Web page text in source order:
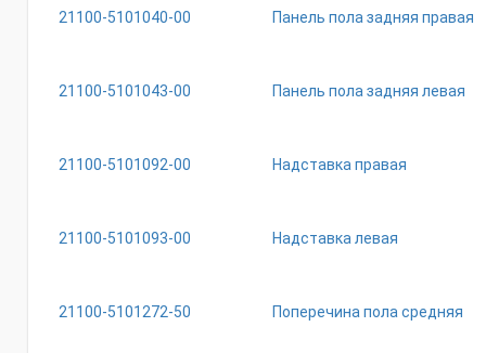
21100-5101040-00 Панель пола задняя правая
21100-5101043-00 Панель пола задняя левая
21100-5101092-00 Надставка правая
21100-5101093-00 Надставка левая
21100-5101272-50 Поперечина пола средняя